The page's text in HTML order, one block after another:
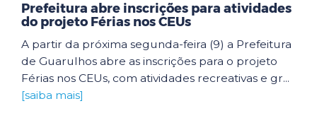
Prefeitura abre inscrições para atividades
do projeto Férias nos CEUs
A partir da próxima segunda-feira (9) a Prefeitura
de Guarulhos abre as inscrições para o projeto
Férias nos CEUs, com atividades recreativas e gr...
[saiba mais]